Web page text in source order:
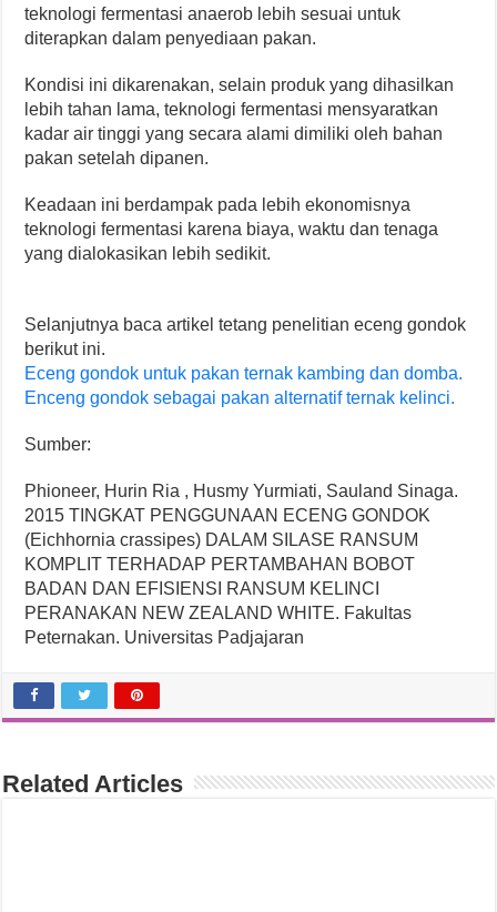
teknologi fermentasi anaerob lebih sesuai untuk
diterapkan dalam penyediaan pakan.
Kondisi ini dikarenakan, selain produk yang dihasilkan
lebih tahan lama, teknologi fermentasi mensyaratkan
kadar air tinggi yang secara alami dimiliki oleh bahan
pakan setelah dipanen.
Keadaan ini berdampak pada lebih ekonomisnya
teknologi fermentasi karena biaya, waktu dan tenaga
yang dialokasikan lebih sedikit.
Selanjutnya baca artikel tetang penelitian eceng gondok
berikut ini.
Eceng gondok untuk pakan ternak kambing dan domba.
Enceng gondok sebagai pakan alternatif ternak kelinci.
Sumber:
Phioneer, Hurin Ria , Husmy Yurmiati, Sauland Sinaga.
2015 TINGKAT PENGGUNAAN ECENG GONDOK
(Eichhornia crassipes) DALAM SILASE RANSUM
KOMPLIT TERHADAP PERTAMBAHAN BOBOT
BADAN DAN EFISIENSI RANSUM KELINCI
PERANAKAN NEW ZEALAND WHITE. Fakultas
Peternakan. Universitas Padjajaran
Related Articles